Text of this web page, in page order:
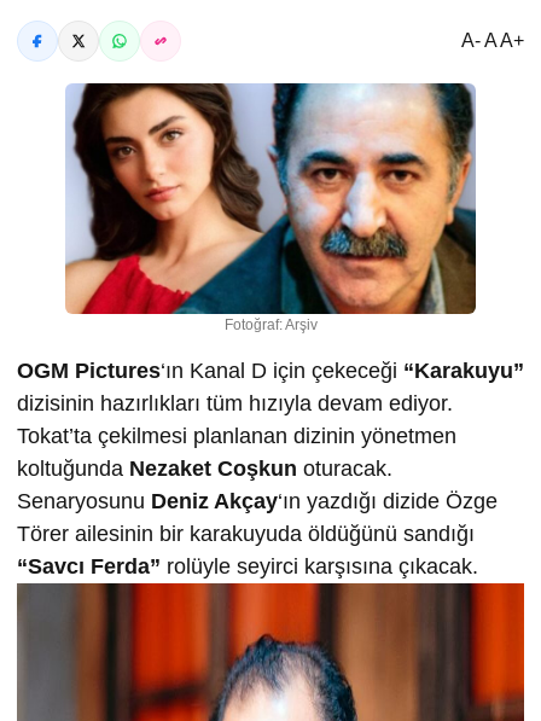
A- A A+
Fotoğraf: Arşiv
OGM Pictures‘ın Kanal D için çekeceği “Karakuyu”
dizisinin hazırlıkları tüm hızıyla devam ediyor.
Tokat’ta çekilmesi planlanan dizinin yönetmen
koltuğunda Nezaket Coşkun oturacak.
Senaryosunu Deniz Akçay‘ın yazdığı dizide Özge
Törer ailesinin bir karakuyuda öldüğünü sandığı
“Savcı Ferda” rolüyle seyirci karşısına çıkacak.